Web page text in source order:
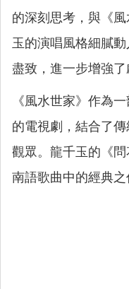
的深刻思考，與《
玉的演唱風格細膩
盡致，進一步增強了
《風水世家》作為
的電視劇，結合了
觀眾。龍千玉的《
南語歌曲中的經典之